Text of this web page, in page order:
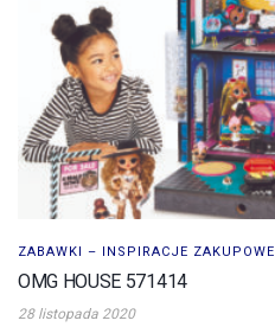
ZABAWKI – INSPIRACJE ZAKUPOWE
OMG HOUSE 571414
28 listopada 2020